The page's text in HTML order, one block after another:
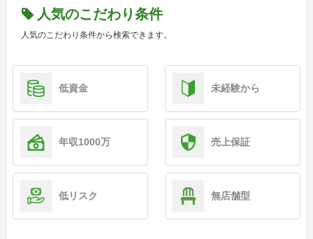
人気のこだわり条件
人気のこだわり条件から検索できます。
低資金 未経験から
年収1000万 売上保証
低リスク 無店舗型